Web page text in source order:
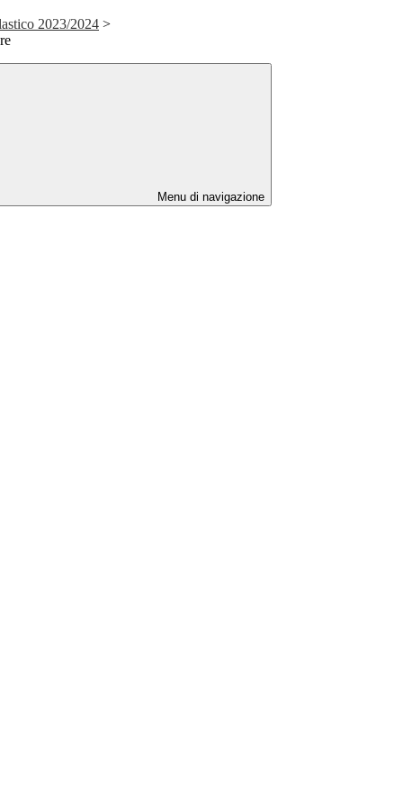
2023/2024 >
Menu di navigazione